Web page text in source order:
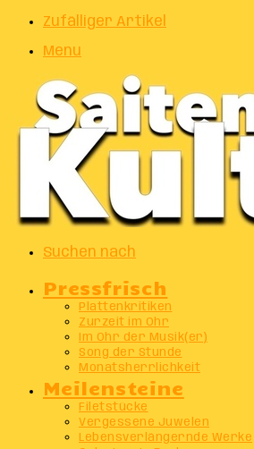
Zufälliger Artikel
Menu
Suchen nach
Pressfrisch
Plattenkritiken
Zurzeit im Ohr
Im Ohr der Musik(er)
Song der Stunde
Monatsherrlichkeit
Meilensteine
Filetstücke
Vergessene Juwelen
Lebensverlängernde Werke